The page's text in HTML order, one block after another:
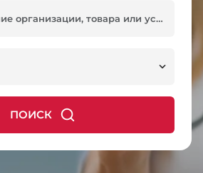
ПОИСК